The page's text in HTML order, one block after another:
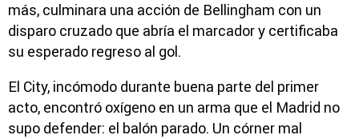
más, culminara una acción de Bellingham con un
disparo cruzado que abría el marcador y certificaba
su esperado regreso al gol.
El City, incómodo durante buena parte del primer
acto, encontró oxígeno en un arma que el Madrid no
supo defender: el balón parado. Un córner mal